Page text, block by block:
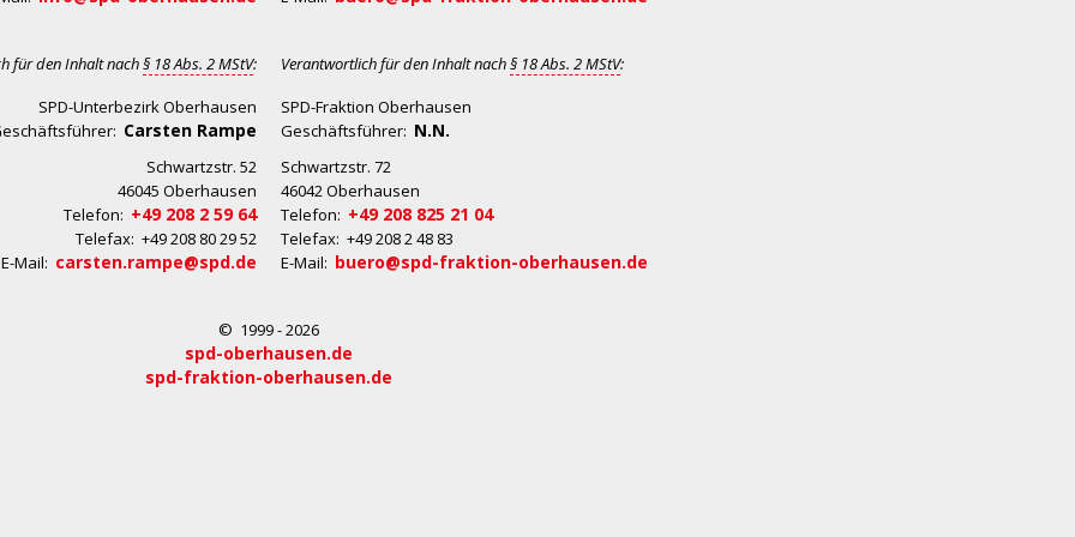
für den Inhalt nach§ 18 Abs. 2 MStV:
SPD-Unterbezirk Oberhausen
Carsten Rampe
Schwartzstr. 52
46045 Oberhausen
Telefon: +49 208 2 59 64
Telefax: +49 208 80 29 52
E-Mail: carsten.rampe@spd.de
Verantwortlich für den Inhalt nach§ 18 Abs. 2 MStV:
SPD-Fraktion Oberhausen
Geschäftsführer: N.N.
Schwartzstr. 72
46042 Oberhausen
Telefon: +49 208 825 21 04
Telefax: +49 208 2 48 83
E-Mail: buero@spd-fraktion-oberhausen.de
© 1999 - 2026
spd-oberhausen.de
spd-fraktion-oberhausen.de